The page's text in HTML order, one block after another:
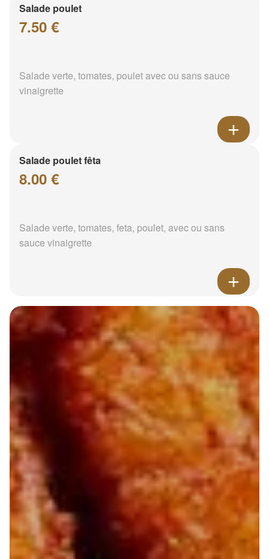
Salade poulet
7.50 €
Salade verte, tomates, poulet avec ou sans sauce
vinaigrette
Salade poulet fêta
8.00 €
Salade verte, tomates, feta, poulet, avec ou sans
sauce vinaigrette